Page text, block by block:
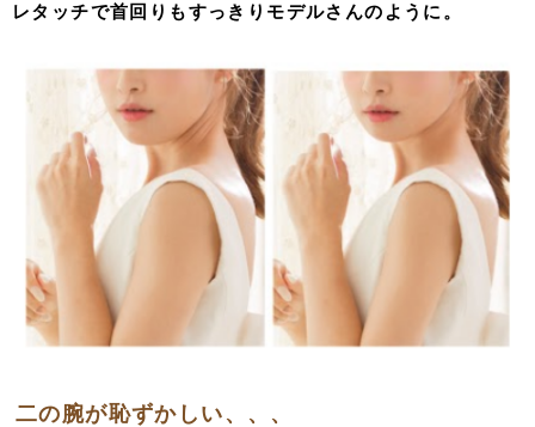
レタッチで首回りもすっきりモデルさんのように。
二の腕が恥ずかしい、、、